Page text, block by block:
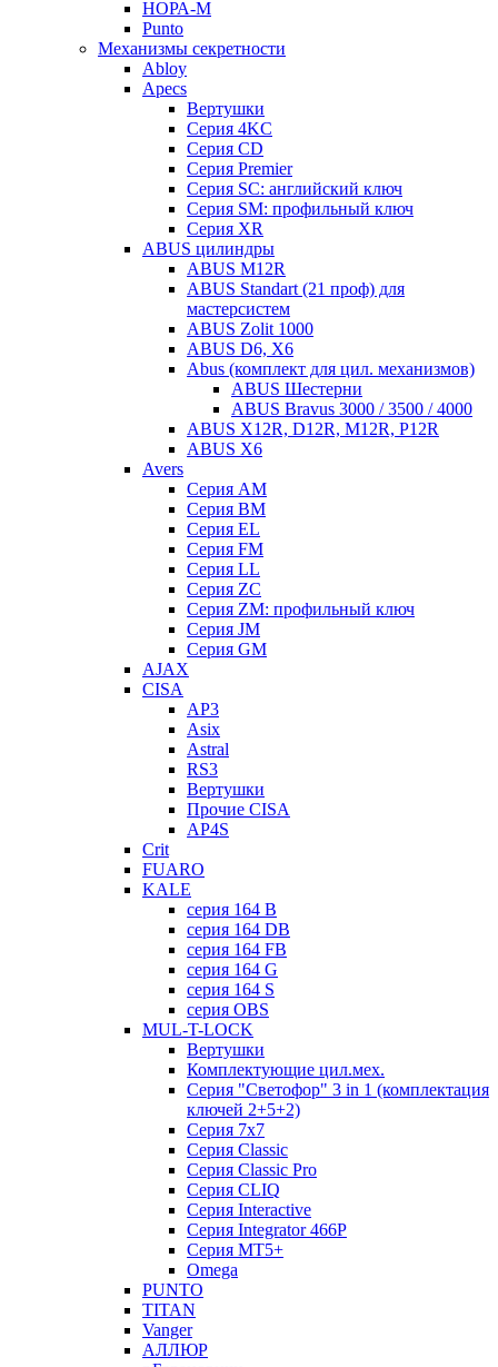
НОРА-М
Punto
Механизмы секретности
Abloy
Apecs
Вертушки
Серия 4KC
Серия CD
Серия Premier
Серия SC: английский ключ
Серия SM: профильный ключ
Серия XR
ABUS цилиндры
ABUS M12R
ABUS Standart (21 проф) для
мастерсистем
ABUS Zolit 1000
ABUS D6, X6
Abus (комплект для цил. механизмов)
ABUS Шестерни
ABUS Bravus 3000 / 3500 / 4000
ABUS X12R, D12R, M12R, P12R
ABUS X6
Avers
Серия AM
Серия BM
Серия EL
Серия FM
Серия LL
Серия ZC
Серия ZM: профильный ключ
Серия JM
Серия GM
AJAX
CISA
AP3
Asix
Astral
RS3
Вертушки
Прочие CISA
AP4S
Crit
FUARO
KALE
серия 164 B
серия 164 DB
серия 164 FB
серия 164 G
серия 164 S
серия OBS
MUL-T-LOCK
Вертушки
Комплектующие цил.мех.
Серия "Светофор" 3 in 1 (комплектация
ключей 2+5+2)
Серия 7х7
Серия Classic
Серия Classic Pro
Серия CLIQ
Серия Interactive
Серия Integrator 466P
Серия MT5+
Omega
PUNTO
TITAN
Vanger
АЛЛЮР